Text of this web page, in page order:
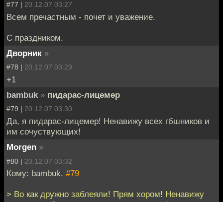
#77 | 20.12.07 03:27
Всем пречастным - почет и уважение.
С праздником.
Дворник »
#78 | 20.12.07 03:29
+1
bambuk » пидарас-лицемер
#79 | 20.12.07 03:30
Да, я пидарас-лицемер! Ненавижу всех гбшников и
им сочуствующих!
Morgen »
#80 | 20.12.07 03:32
Кому: bambuk, #79
> Во как дружно заблеяли! Прям хором! Ненавижу